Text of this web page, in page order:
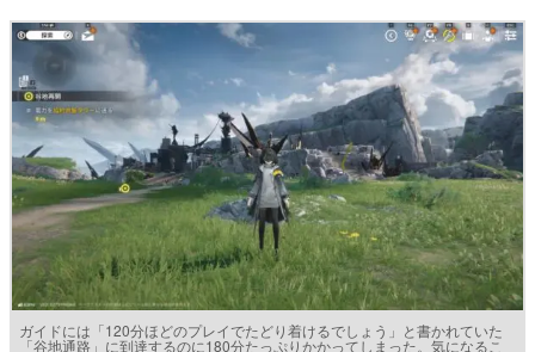
ガイドには「120分ほどのプレイでたどり着けるでしょう」と書かれていた
「谷地通路」に到達するのに180分たっぷりかかってしまった。気になるこ